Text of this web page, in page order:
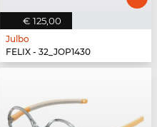
€ 125,00
Julbo
FELIX - 32_JOP1430